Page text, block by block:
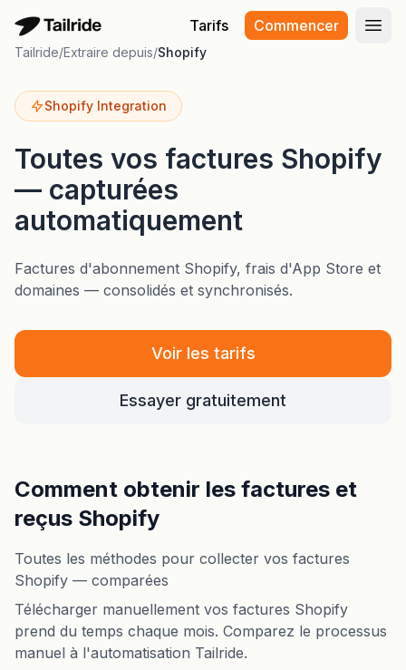
Tarifs Commencer
Tailride/Extraire depuis/Shopify
Shopify Integration
Toutes vos factures Shopify
— capturées
automatiquement
Factures d'abonnement Shopify, frais d'App Store et
domaines — consolidés et synchronisés.
Voir les tarifs
Essayer gratuitement
Comment obtenir les factures et
reçus Shopify
Toutes les méthodes pour collecter vos factures
Shopify — comparées
Télécharger manuellement vos factures Shopify
prend du temps chaque mois. Comparez le processus
manuel à l'automatisation Tailride.